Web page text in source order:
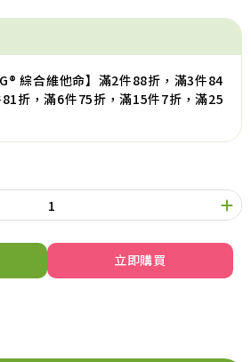
綜合維他命】滿2件88折，滿3件84
折，滿6件75折，滿15件7折，滿25
立即購買